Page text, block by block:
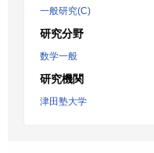
一般研究(C)
研究分野
数学一般
研究機関
津田塾大学